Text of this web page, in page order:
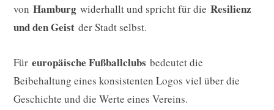
von Hamburg widerhallt und spricht für die Resilienz
und den Geist der Stadt selbst.
Für europäische Fußballclubs bedeutet die
Beibehaltung eines konsistenten Logos viel über die
Geschichte und die Werte eines Vereins.